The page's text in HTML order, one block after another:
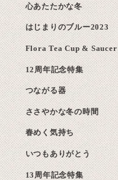
心あたたかな冬
はじまりのブルー2023
Flora Tea Cup & Saucer
12周年記念特集
つながる器
ささやかな冬の時間
春めく気持ち
いつもありがとう
13周年記念特集